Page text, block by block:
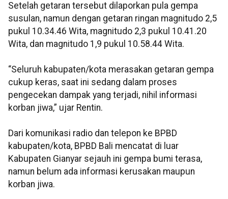
Setelah getaran tersebut dilaporkan pula gempa
susulan, namun dengan getaran ringan magnitudo 2,5
pukul 10.34.46 Wita, magnitudo 2,3 pukul 10.41.20
Wita, dan magnitudo 1,9 pukul 10.58.44 Wita.
“Seluruh kabupaten/kota merasakan getaran gempa
cukup keras, saat ini sedang dalam proses
pengecekan dampak yang terjadi, nihil informasi
korban jiwa,” ujar Rentin.
Dari komunikasi radio dan telepon ke BPBD
kabupaten/kota, BPBD Bali mencatat di luar
Kabupaten Gianyar sejauh ini gempa bumi terasa,
namun belum ada informasi kerusakan maupun
korban jiwa.